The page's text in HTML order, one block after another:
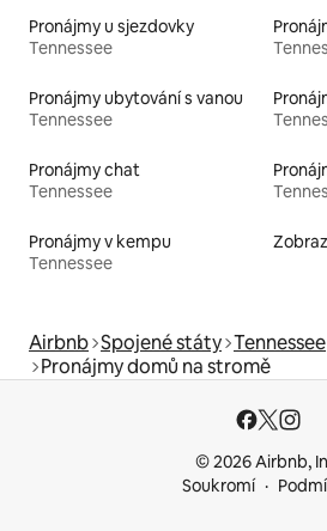
Pronájmy u sjezdovky
Tennessee
Pronájmy ubytování s vanou
Tennessee
Pronájmy chat
Tennessee
Pronájmy v kempu
Tennessee
Airbnb Spojené státy Tennessee
Pronájmy domů na stromě
© 2026 Airbnb,
Soukromí